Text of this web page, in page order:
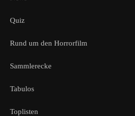
Quiz
Rund um den Horrorfilm
Sammlerecke
Tabulos
Toplisten